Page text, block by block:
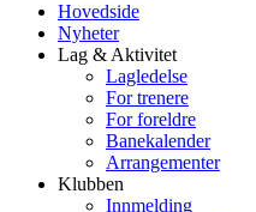
Hovedside
Nyheter
Lag & Aktivitet
Lagledelse
For trenere
For foreldre
Banekalender
Arrangementer
Klubben
Innmelding